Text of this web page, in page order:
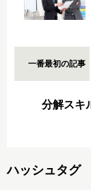
一番最初の記事
分解スキ
ハッシュタグ